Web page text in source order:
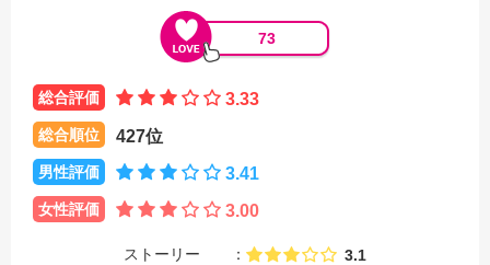
73
総合評価 3.33
総合順位 427位
男性評価 3.41
女性評価 3.00
ストーリー
3.1